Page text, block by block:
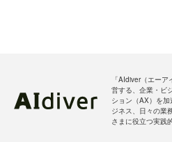
「AIdiver（エー
営する、企業・ビ
ション（AX）を
ジネス、日々の業
さまに役立つ実践